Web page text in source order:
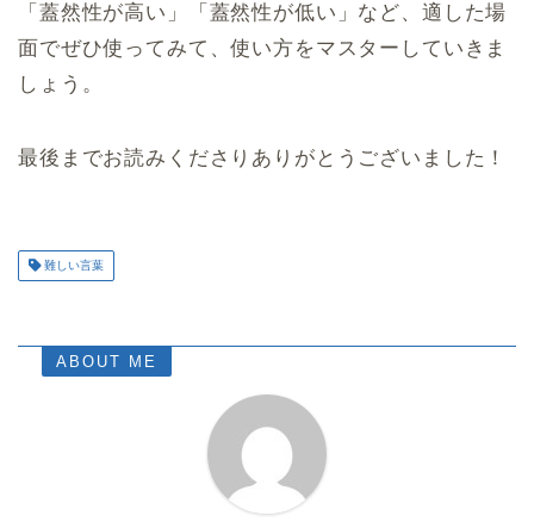
「蓋然性が高い」「蓋然性が低い」など、適した場
面でぜひ使ってみて、使い方をマスターしていきま
しょう。
最後までお読みくださりありがとうございました！
難しい言葉
ABOUT ME